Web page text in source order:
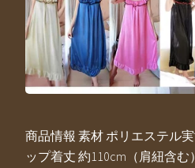
商品情報 素材 ポリエステル
ップ着丈 約110cm（肩紐含む